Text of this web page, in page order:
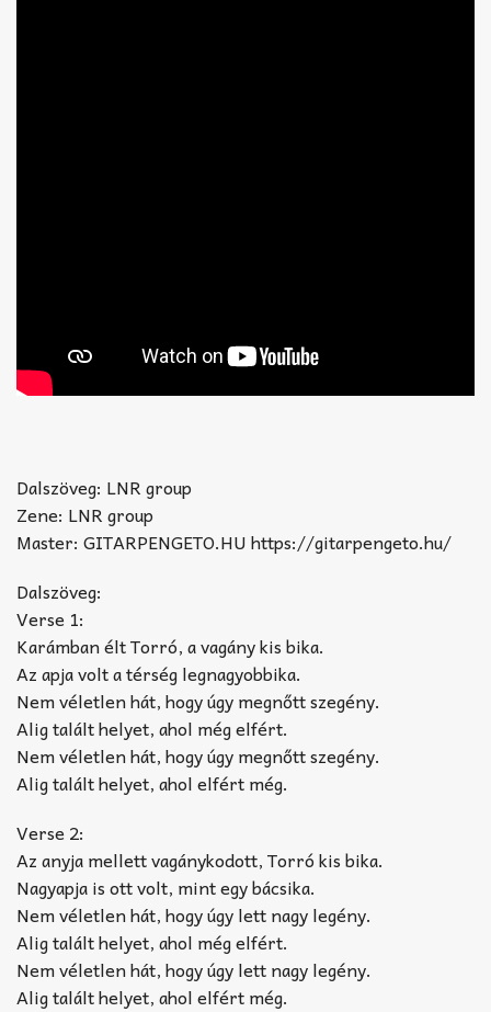
Dalszöveg: LNR group
Zene: LNR group
Master: GITARPENGETO.HU https://gitarpengeto.hu/
Dalszöveg:
Verse 1:
Karámban élt Torró, a vagány kis bika.
Az apja volt a térség legnagyobbika.
Nem véletlen hát, hogy úgy megnőtt szegény.
Alig talált helyet, ahol még elfért.
Nem véletlen hát, hogy úgy megnőtt szegény.
Alig talált helyet, ahol elfért még.
Verse 2:
Az anyja mellett vagánykodott, Torró kis bika.
Nagyapja is ott volt, mint egy bácsika.
Nem véletlen hát, hogy úgy lett nagy legény.
Alig talált helyet, ahol még elfért.
Nem véletlen hát, hogy úgy lett nagy legény.
Alig talált helyet, ahol elfért még.